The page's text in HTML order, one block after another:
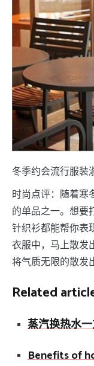
冬季约会流行服装
时尚点评：随着寒
的单品之一。想要
针织衫都能帮你表
衣服中，马上散发
将气质无限的散发
Related
蒸汽换热水
Benefits of